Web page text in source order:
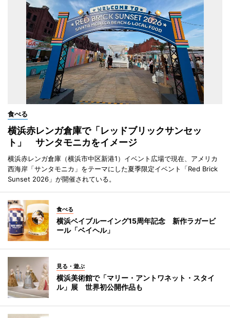
食べる
横浜赤レンガ倉庫で「レッドブリックサンセッ
ト」 サンタモニカをイメージ
横浜赤レンガ倉庫（横浜市中区新港1）イベント広場で現在、アメリカ
西海岸「サンタモニカ」をテーマにした夏季限定イベント「Red Brick
Sunset 2026」が開催されている。
食べる
横浜ベイブルーイング15周年記念 新作ラガービ
ール「ベイヘル」
見る・遊ぶ
横浜美術館で「マリー・アントワネット・スタイ
ル」展 世界初公開作品も